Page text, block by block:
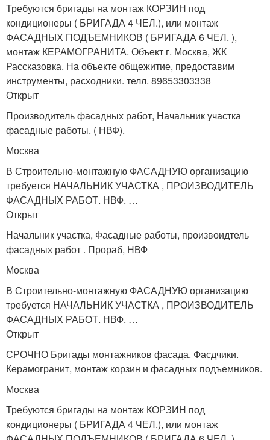
Требуются бригады на монтаж КОРЗИН под
кондиционеры ( БРИГАДА 4 ЧЕЛ.), или монтаж
ФАСАДНЫХ ПОДЪЕМНИКОВ ( БРИГАДА 6 ЧЕЛ. ),
монтаж КЕРАМОГРАНИТА. Объект г. Москва, ЖК
Рассказовка. На объекте общежитие, предоставим
инструменты, расходники. телл. 89653303338
Открыт
Производитель фасадных работ, Начальник участка
фасадные работы. ( НВФ).
Москва
В Строительно-монтажную ФАСАДНУЮ организацию
требуется НАЧАЛЬНИК УЧАСТКА , ПРОИЗВОДИТЕЛЬ
ФАСАДНЫХ РАБОТ. НВФ. …
Открыт
Начальник участка, Фасадные работы, произвоидтель
фасадных работ . Прораб, НВФ
Москва
В Строительно-монтажную ФАСАДНУЮ организацию
требуется НАЧАЛЬНИК УЧАСТКА , ПРОИЗВОДИТЕЛЬ
ФАСАДНЫХ РАБОТ. НВФ. …
Открыт
СРОЧНО Бригады монтажников фасада. Фасдчики.
Керамогранит, монтаж корзин и фасадных подъемников.
Москва
Требуются бригады на монтаж КОРЗИН под
кондиционеры ( БРИГАДА 4 ЧЕЛ.), или монтаж